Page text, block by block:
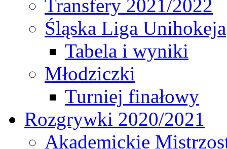
Transfery 2021/2022
Śląska Liga Unihokeja
Tabela i wyniki
Młodziczki
Turniej finałowy
Rozgrywki 2020/2021
Akademickie